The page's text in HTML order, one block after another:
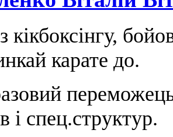
кікбоксінгу,
карате до.
і спец.структур.